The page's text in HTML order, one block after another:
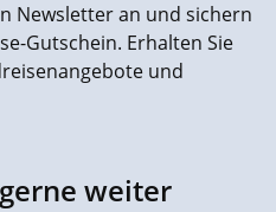
Newsletter an und sichern
Gutschein. Erhalten Sie
und
weiter